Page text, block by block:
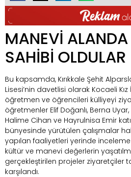
MANEVİ ALANDA
SAHİBİ OLDULAR
Bu kapsamda, Kırıkkale Şehit
Lisesi’nin davetlisi olarak Kocaeli
öğretmen ve öğrencileri külliyeyi
öğretmenler Elif Doğanlı, Berna
Halime Cihan ve Hayrulnisa Emir
bünyesinde yürütülen çalışmalar
yapılan faaliyetleri yerinde inceleme
kültür ve manevi değerlerin
gerçekleştirilen projeler ziyaretçiler
karşılandı.